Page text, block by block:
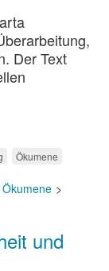
Der Text
Ökumene
und